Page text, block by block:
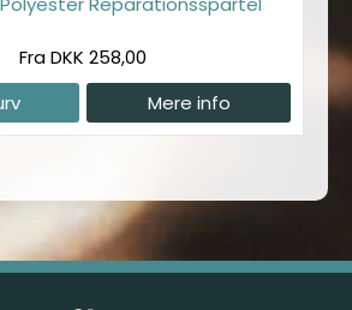
Fra DKK 258,00
Mere info